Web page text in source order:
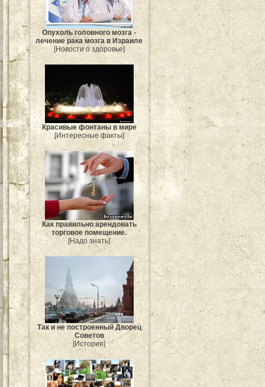
Опухоль головного мозга -
лечение рака мозга в Израиле
[Новости о здоровье]
Красивые фонтаны в мире
[Интересные факты]
Как правильно арендовать
торговое помещение.
[Надо знать]
Так и не построенный Дворец
Советов
[История]